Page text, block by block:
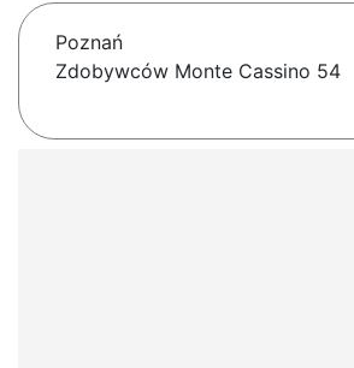
Poznań
Zdobywców Monte Cassino 54